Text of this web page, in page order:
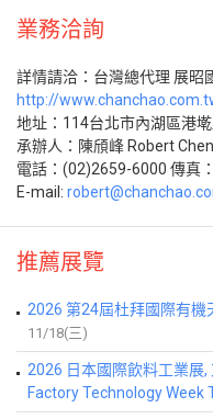
業務洽詢
詳情請洽：台灣總代理 展昭
http://
地址：114台北市內湖區港
承辦人：陳頎峰 Robert
電話：(02)2659-6000 傳真
E-mail:
推薦展覽
2026 第24屆杜拜國際有機
11/18(三)
2026 日本國際飲料工業展
Factory Technology Week